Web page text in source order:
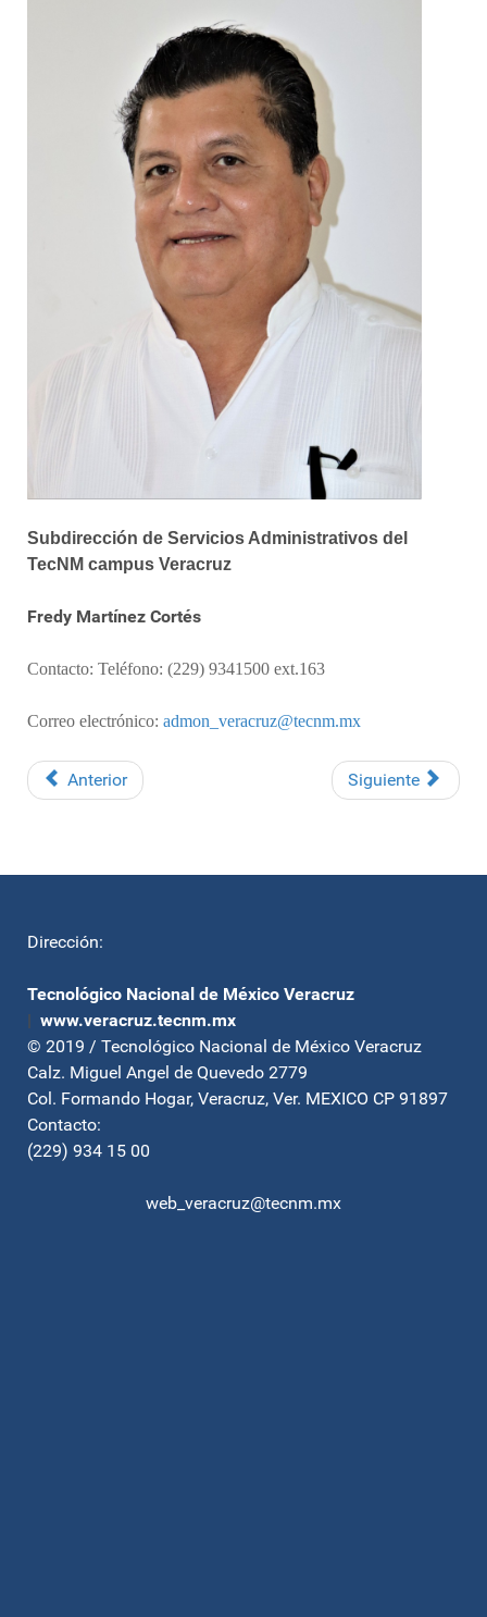
Subdirección de Servicios Administrativos del
TecNM campus Veracruz
Fredy Martínez Cortés
Contacto: Teléfono: (229) 9341500 ext.163
Correo electrónico: admon_veracruz@tecnm.mx
Anterior Siguiente
Dirección:
Tecnológico Nacional de México Veracruz
| www.veracruz.tecnm.mx
© 2019 / Tecnológico Nacional de México Veracruz
Calz. Miguel Angel de Quevedo 2779
Col. Formando Hogar, Veracruz, Ver. MEXICO CP 91897
Contacto:
(229) 934 15 00
web_veracruz@tecnm.mx